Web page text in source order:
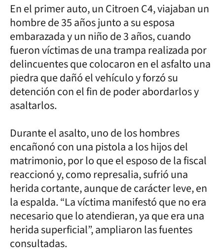
En el primer auto, un Citroen C4, viajaban un
hombre de 35 años junto a su esposa
embarazada y un niño de 3 años, cuando
fueron víctimas de una trampa realizada por
delincuentes que colocaron en el asfalto una
piedra que dañó el vehículo y forzó su
detención con el fin de poder abordarlos y
asaltarlos.
Durante el asalto, uno de los hombres
encañonó con una pistola a los hijos del
matrimonio, por lo que el esposo de la fiscal
reaccionó y, como represalia, sufrió una
herida cortante, aunque de carácter leve, en
la espalda. “La víctima manifestó que no era
necesario que lo atendieran, ya que era una
herida superficial”, ampliaron las fuentes
consultadas.